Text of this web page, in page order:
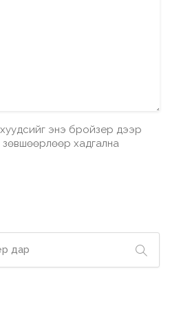
энэ бройзер дээр
хадгална